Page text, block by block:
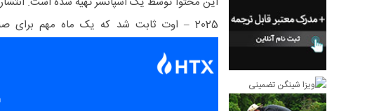
2025 – اوت ثابت شد که یک ماه مهم برای